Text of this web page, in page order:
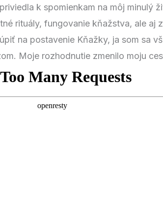
k spomienkam na môj minulý
rituály, fungovanie kňažstva, ale
na postavenie Kňažky, ja som sa
Moje rozhodnutie zmenilo moju